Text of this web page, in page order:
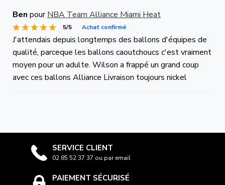
Ben pourNBA Team Alliance Miami Heat
5/5 Achat confirmé
J'attendais depuis longtemps des ballons d'équipes de
qualité, parceque les ballons caoutchoucs c'est vraiment
moyen pour un adulte. Wilson a frappé un grand coup
avec ces ballons Alliance Livraison toujours nickel
SERVICE CLIENT
02 85 52 37 37 ou par email
PAIEMENT SÉCURISÉ